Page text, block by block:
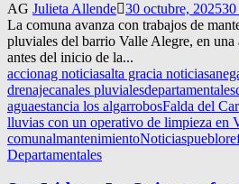
AG Julieta Allende 30 octubre, 202530
La comuna avanza con trabajos de
pluviales del barrio Valle Alegre, en
antes del inicio de la...
accionag noticiasalta gracia noticias
drenajecanales pluvialesdepartamentales
aguaestancia los algarrobosFalda del
lluvias con un operativo de limpieza en
comunalmantenimientoNoticiaspueblo
Departamentales